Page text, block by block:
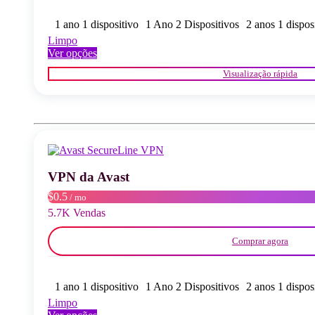
1 ano 1 dispositivo 1 Ano 2 Dispositivos
2 anos 1
Limpo
Ver opçõesEste
produto
tem
ser
na
página
do
produto
Visualização rápida
VPN da Avast
$0.5 / mo
5.7K Vendas
Comprar agora
1 ano 1 dispositivo 1 Ano 2 Dispositivos
2 anos 1
Limpo